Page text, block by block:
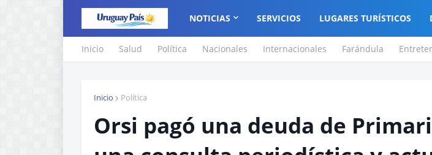
NOTICIAS SERVICIOS LUGARES TURÍSTICOS
Inicio Salud Política Nacionales Internacionales Farándula
Inicio Política
Orsi pagó una deuda de